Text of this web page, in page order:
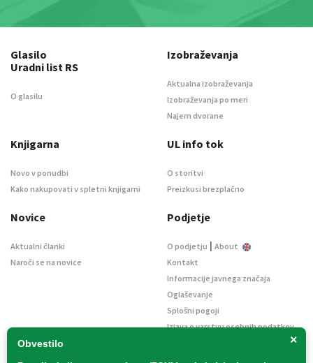
×
Obvestilo
Glasilo
Uradni list RS
O glasilu
Izobraževanja
Aktualna izobraževanja
Izobraževanja po meri
Najem dvorane
Knjigarna
Novo v ponudbi
Kako nakupovati v spletni knjigarni
UL info tok
O storitvi
Preizkusi brezplačno
Novice
Aktualni članki
Naroči se na novice
Podjetje
O podjetju | About
Kontakt
Informacije javnega značaja
Oglaševanje
Splošni pogoji
Izjava o varstvu osebnih podatkov